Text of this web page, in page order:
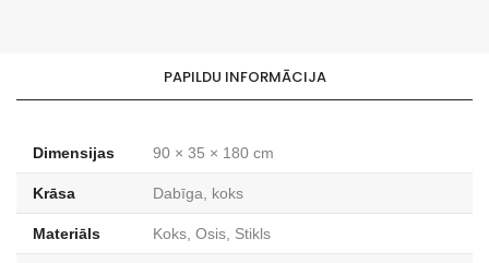
PAPILDU INFORMĀCIJA
Dimensijas 90 × 35 × 180 cm
Krāsa Dabīga, koks
Materiāls Koks, Osis, Stikls